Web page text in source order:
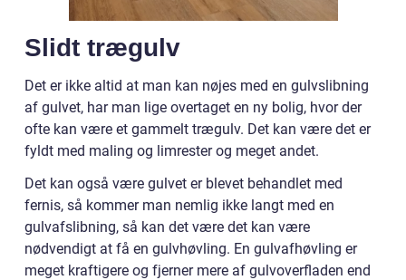
Slidt trægulv
Det er ikke altid at man kan nøjes med en gulvslibning
af gulvet, har man lige overtaget en ny bolig, hvor der
ofte kan være et gammelt trægulv. Det kan være det er
fyldt med maling og limrester og meget andet.
Det kan også være gulvet er blevet behandlet med
fernis, så kommer man nemlig ikke langt med en
gulvafslibning, så kan det være det kan være
nødvendigt at få en gulvhøvling. En gulvafhøvling er
meget kraftigere og fjerner mere af gulvoverfladen end